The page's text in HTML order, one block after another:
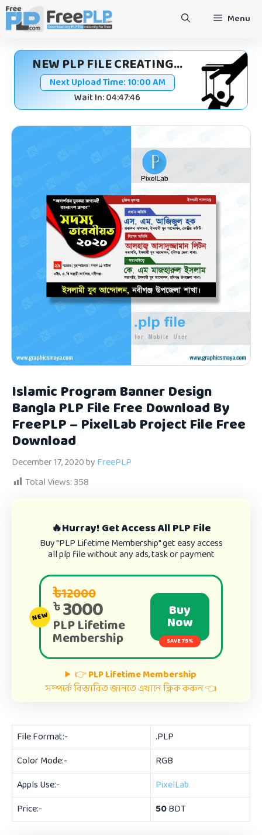
Skip
content
Menu
NEW PLP FILE CREATING...
Next Upload Time:10:00 AM
Wait In: 04:47:46
Islamic Program Banner Design
Bangla PLP File Free Download By
FreePLP – PixelLab Project File Free
Download
December 17, 2020byFreePLP
Total Views:358
🔥Hurray! Get Access All PLP File
Buy "PLP Lifetime Membership" get easy access
all plp file without any ads, task or payment
৳12000
৳3000
PLP Lifetime
Membership
Buy
Now
SAVE 75%
NEW
👉PLP Lifetime Membership
সম্পর্কে বিস্তারিত জানতে এখানে ক্লিক করুন 👈
File Format:-
.PLP
Color Mode:-
RGB
Appls Use:-
PixelLab
Price:-
50BDT